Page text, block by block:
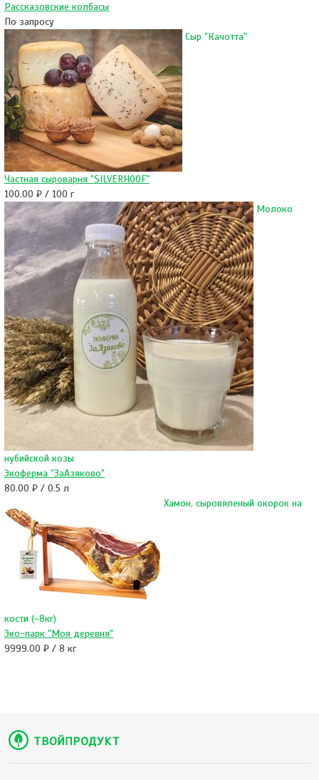
Рассказовские колбасы
По запросу
Сыр "Качотта"
Частная сыроварня "SILVERHOOF"
100.00 ₽ / 100 г
Молоко
нубийской козы
Экоферма "ЗаАзяково"
80.00 ₽ / 0.5 л
Хамон, сыровяленый окорок на
кости (~8кг)
Эко-парк "Моя деревня"
9999.00 ₽ / 8 кг